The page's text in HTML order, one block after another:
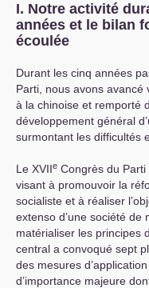
I. Notre activité
années et le bilan
écoulée
Durant les cinq années
Parti, nous avons avancé
à la chinoise et remporté
développement général
surmontant les difficultés
Le XVIIe Congrès du
visant à promouvoir la
socialiste et à réaliser
extenso d’une société de
matérialiser les principes
central a convoqué sept
des mesures
d’importance majeure